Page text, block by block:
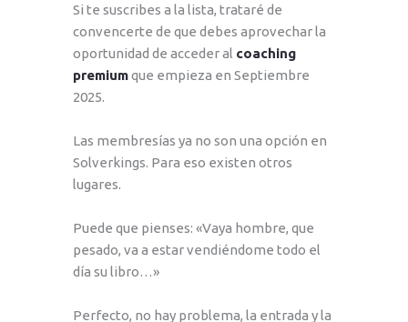
Si te suscribes a la lista, trataré de
convencerte de que debes aprovechar la
oportunidad de acceder al coaching
premiumque empieza en Septiembre
2025.
Las membresías ya no son una opción en
Solverkings. Para eso existen otros
lugares.
Puede que pienses: «Vaya hombre, que
pesado, va a estar vendiéndome todo el
día su libro…»
Perfecto, no hay problema, la entrada y la